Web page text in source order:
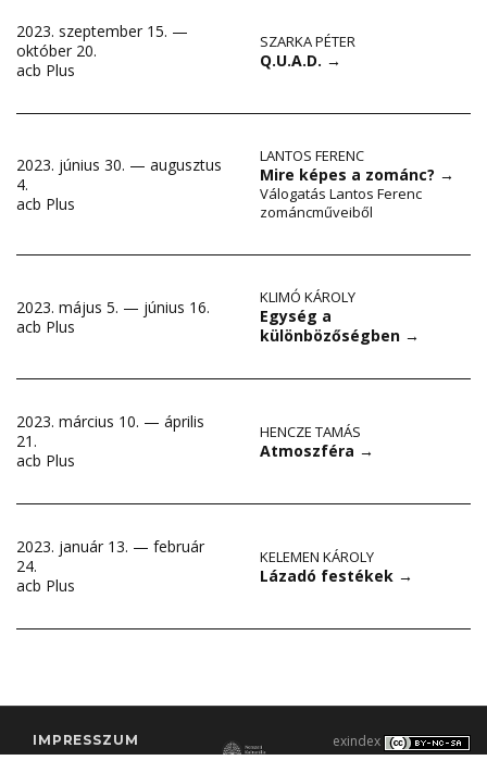
2023. szeptember 15. —
október 20.
acb Plus
SZARKA PÉTER
Q.U.A.D. →
2023. június 30. — augusztus
4.
acb Plus
LANTOS FERENC
Mire képes a zománc? →
Válogatás Lantos Ferenc
zománcműveiből
2023. május 5. — június 16.
acb Plus
KLIMÓ KÁROLY
Egység a
különbözőségben →
2023. március 10. — április
21.
acb Plus
HENCZE TAMÁS
Atmoszféra →
2023. január 13. — február
24.
acb Plus
KELEMEN KÁROLY
Lázadó festékek →
IMPRESSZUM
exindex